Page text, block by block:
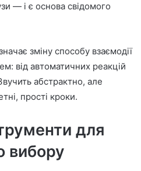
— і є основа свідомого
зміну способу взаємодії
від автоматичних реакцій
абстрактно, але
прості кроки.
для
вибору